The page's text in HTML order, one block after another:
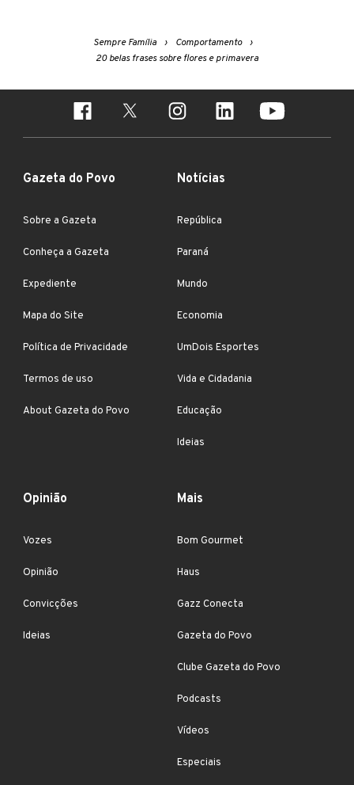
Sempre Família
Comportamento
20 belas frases sobre flores e primavera
Gazeta do Povo
Sobre a Gazeta
Conheça a Gazeta
Expediente
Mapa do Site
Política de Privacidade
Termos de uso
About Gazeta do Povo
Notícias
República
Paraná
Mundo
Economia
UmDois Esportes
Vida e Cidadania
Educação
Ideias
Opinião
Vozes
Opinião
Convicções
Ideias
Mais
Bom Gourmet
Haus
Gazz Conecta
Gazeta do Povo
Clube Gazeta do Povo
Podcasts
Vídeos
Especiais